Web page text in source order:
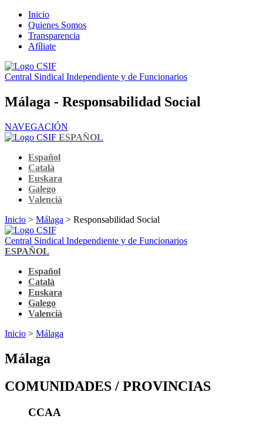
Inicio
Quienes Somos
Transparencia
Afíliate
Central Sindical Independiente y de Funcionarios
Málaga - Responsabilidad Social
NAVEGACIÓN
ESPAÑOL
Español
Català
Euskara
Galego
Valencià
Inicio > Málaga > Responsabilidad Social
Central Sindical Independiente y de Funcionarios
ESPAÑOL
Español
Català
Euskara
Galego
Valencià
Inicio > Málaga
Málaga
COMUNIDADES / PROVINCIAS
CCAA